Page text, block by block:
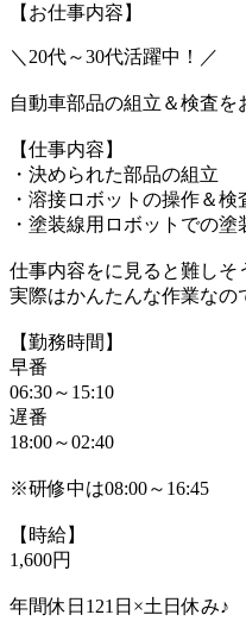
【お仕事内容】
＼20代～30代活躍中！／
自動車部品の組立＆検査を
【仕事内容】
・決められた部品の組立
・溶接ロボットの操作＆検
・塗装線用ロボットでの塗
仕事内容をに見ると難しそ
実際はかんたんな作業な
【勤務時間】
早番
06:30～15:10
遅番
18:00～02:40
※研修中は08:00～16:45
【時給】
1,600円
年間休日121日×土日休み♪